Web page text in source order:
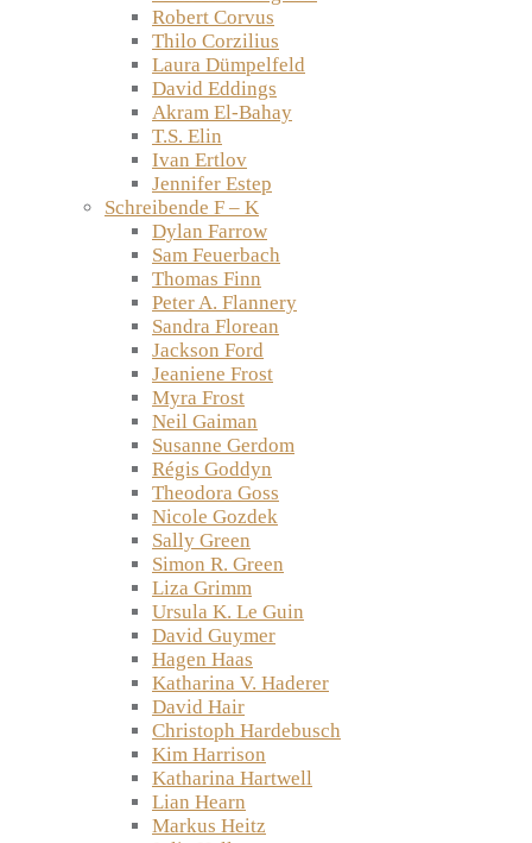
Robert Corvus
Thilo Corzilius
Laura Dümpelfeld
David Eddings
Akram El-Bahay
T.S. Elin
Ivan Ertlov
Jennifer Estep
Schreibende F – K
Dylan Farrow
Sam Feuerbach
Thomas Finn
Peter A. Flannery
Sandra Florean
Jackson Ford
Jeaniene Frost
Myra Frost
Neil Gaiman
Susanne Gerdom
Régis Goddyn
Theodora Goss
Nicole Gozdek
Sally Green
Simon R. Green
Liza Grimm
Ursula K. Le Guin
David Guymer
Hagen Haas
Katharina V. Haderer
David Hair
Christoph Hardebusch
Kim Harrison
Katharina Hartwell
Lian Hearn
Markus Heitz